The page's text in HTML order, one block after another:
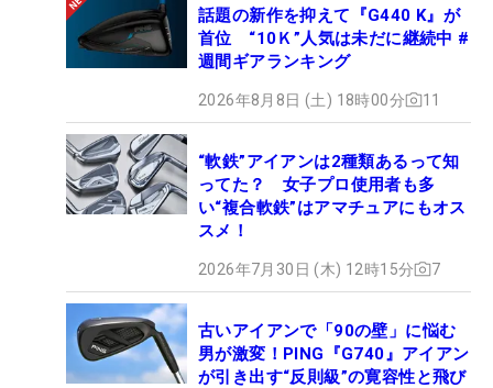
話題の新作を抑えて『G440 K』が
首位 “10Ｋ”人気は未だに継続中 #
週間ギアランキング
2026年8月8日 (土) 18時00分 11
“軟鉄”アイアンは2種類あるって知
ってた？ 女子プロ使用者も多
い“複合軟鉄”はアマチュアにもオス
スメ！
2026年7月30日 (木) 12時15分 7
古いアイアンで「90の壁」に悩む
男が激変！PING『G740』アイアン
が引き出す“反則級”の寛容性と飛び